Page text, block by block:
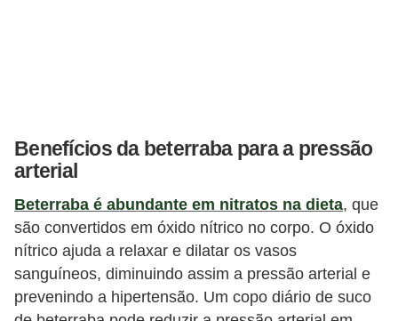
Benefícios da beterraba para a pressão
arterial
Beterraba é abundante em nitratos na dieta, que
são convertidos em óxido nítrico no corpo. O óxido
nítrico ajuda a relaxar e dilatar os vasos
sanguíneos, diminuindo assim a pressão arterial e
prevenindo a hipertensão. Um copo diário de suco